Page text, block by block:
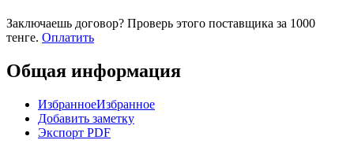
Заключаешь договор? Проверь этого поставщика за 1000
тенге. Оплатить
Общая информация
ИзбранноеИзбранное
Добавить заметку
Экспорт PDF